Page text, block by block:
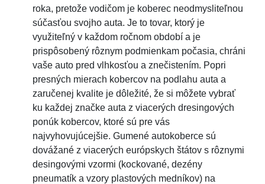
roka, pretože vodičom je koberec neodmysliteľnou
súčasťou svojho auta. Je to tovar, ktorý je
využiteľný v každom ročnom období a je
prispôsobený rôznym podmienkam počasia, chráni
vaše auto pred vlhkosťou a znečistením. Popri
presných mierach kobercov na podlahu auta a
zaručenej kvalite je dôležité, že si môžete vybrať
ku každej značke auta z viacerých dresingových
ponúk kobercov, ktoré sú pre vás
najvyhovujúcejšie. Gumené autokoberce sú
dovážané z viacerých európskych štátov s rôznymi
desingovými vzormi (kockované, dezény
pneumatík a vzory plastových medníkov) na